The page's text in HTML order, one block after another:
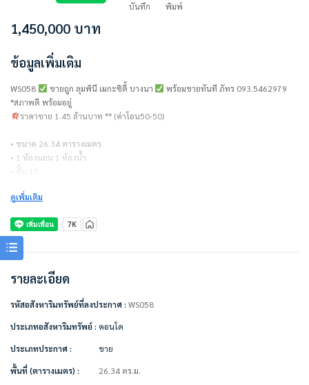
บันทึก
พิมพ์
1,450,000 บาท
ข้อมูลเพิ่มเติม
WS058 ขายถูก ลุมพินี เมกะซิตี้ บางนา
พร้อมขายทันที ภัทร 093.5462979
*สภาพดี พร้อมอยู่
ราคาขาย 1.45 ล้านบาท ** (ค่าโอน50-50)
• ขนาด 26.34 ตารางเมตร
• 1 ห้องนอน 1 ห้องน้ำ
• ค่าส่วนกลาง 25 บาท/ตร.ม.
แถมเครื่องใช้ไฟฟ้า/ตกแต่งเฟอร์นิเจอร์
• แอร์
• ทีวี
• ไมโครเวฟ
• เตียง + ที่นอน
• ตู้เสื้อผ้า
• โซฟา
• โต๊ะเครื่องแป้ง
• เคาน์เตอร์ครัว
ดูเพิ่มเติม
รายละเอียด
รหัสอสังหาริมทรัพย์ที่ลงประกาศ : WS058
ประเภทอสังหาริมทรัพย์ : คอนโด
ประเภทประกาศ :
ขาย
พื้นที่ (ตารางเมตร) :
26.34 ตร.ม.